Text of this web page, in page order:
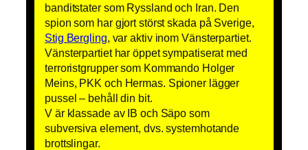
banditstater som Ryssland och Iran. Den
spion som har gjort störst skada på Sverige,
Stig Bergling, var aktiv inom Vänsterpartiet.
Vänsterpartiet har öppet sympatiserat med
terroristgrupper som Kommando Holger
Meins, PKK och Hermas. Spioner lägger
pussel – behåll din bit.
V är klassade av IB och Säpo som
subversiva element, dvs. systemhotande
brottslingar.